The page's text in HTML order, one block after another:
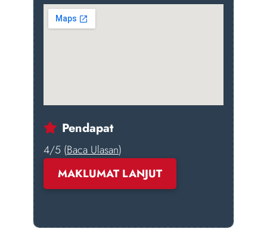
Pendapat
4/5 (Baca Ulasan)
MAKLUMAT LANJUT